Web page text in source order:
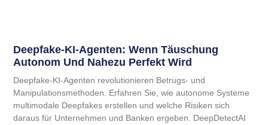
Deepfake-KI-Agenten: Wenn Täuschung
Autonom Und Nahezu Perfekt Wird
Deepfake-KI-Agenten revolutionieren Betrugs- und
Manipulationsmethoden. Erfahren Sie, wie autonome Systeme
multimodale Deepfakes erstellen und welche Risiken sich
daraus für Unternehmen und Banken ergeben. DeepDetectAI